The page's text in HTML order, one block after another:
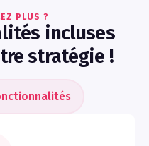
PLUS ?
incluses
stratégie !